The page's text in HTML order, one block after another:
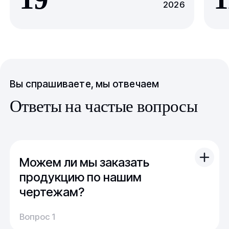
2026
Вы спрашиваете, мы отвечаем
Ответы на частые вопросы
Можем ли мы заказать
продукцию по нашим
чертежам?
Вы можете отправить свой чертеж/проект
(в т.ч. примерный) с техническим заданием.
Вопрос 1